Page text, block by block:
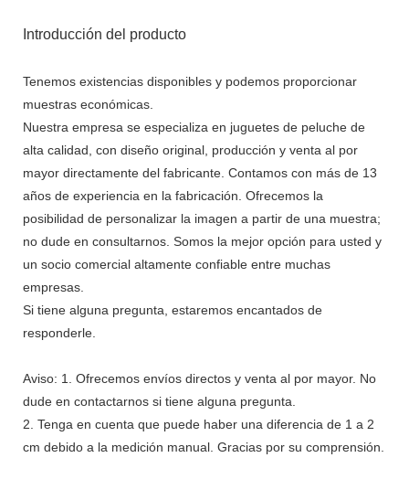
Introducción del producto
Tenemos existencias disponibles y podemos proporcionar
muestras económicas.
Nuestra empresa se especializa en juguetes de peluche de
alta calidad, con diseño original, producción y venta al por
mayor directamente del fabricante. Contamos con más de 13
años de experiencia en la fabricación. Ofrecemos la
posibilidad de personalizar la imagen a partir de una muestra;
no dude en consultarnos. Somos la mejor opción para usted y
un socio comercial altamente confiable entre muchas
empresas.
Si tiene alguna pregunta, estaremos encantados de
responderle.
Aviso: 1. Ofrecemos envíos directos y venta al por mayor. No
dude en contactarnos si tiene alguna pregunta.
2. Tenga en cuenta que puede haber una diferencia de 1 a 2
cm debido a la medición manual. Gracias por su comprensión.